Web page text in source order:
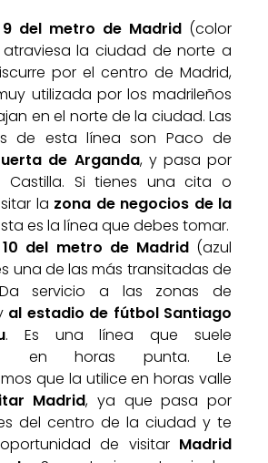
del metro de Madrid (color
la ciudad de norte a
por el centro de Madrid,
utilizada por los madrileños
en el norte de la ciudad. Las
de esta línea son Paco de
de Arganda, y pasa por
Castilla. Si tienes una cita o
la zona de negocios de la
es la línea que debes tomar.
del metro de Madrid(azul
una de las más transitadas de
servicio a las zonas de
al estadio de fútbol Santiago
. Es una línea que suele
en horas punta. Le
que la utilice en horas valle
Madrid, ya que pasa por
del centro de la ciudad y te
de visitar Madrid